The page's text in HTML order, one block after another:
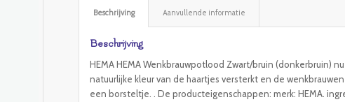
Beschrijving Aanvullende informatie
Beschrijving
HEMA HEMA Wenkbrauwpotlood Zwart/bruin (donkerbruin)
natuurlijke kleur van de haartjes versterkt en de
een borsteltje. . De producteigenschappen: merk: HEMA.